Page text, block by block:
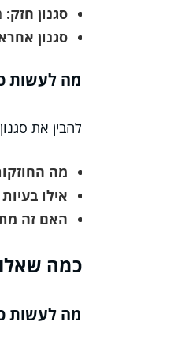
סגנון חזק:
סגנון
מה לעשות
להבין את
מה
אילו
האם זה
כמה
מה לעשות